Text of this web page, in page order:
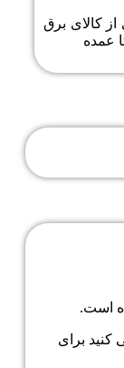
از کالای برق
عمده
است.
کنید برای